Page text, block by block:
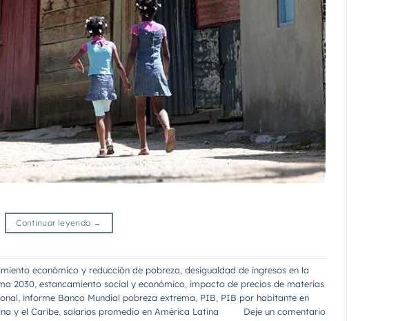
Continuar leyendo →
económico y reducción de pobreza, desigualdad de ingresos en la
2030, estancamiento social y económico, impacto de precios de materias
, informe Banco Mundial pobreza extrema, PIB, PIB por habitante en
y el Caribe, salarios promedio en América Latina Deje un comentario